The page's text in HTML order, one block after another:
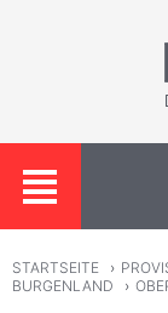
STARTSEITE ›
BURGENLAND
›